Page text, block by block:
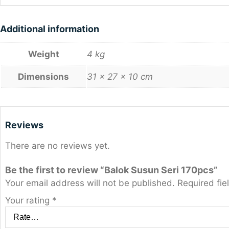
Additional information
Weight 4 kg
Dimensions 31 × 27 × 10 cm
Reviews
There are no reviews yet.
Be the first to review “Balok Susun Seri 170pcs”
Your email address will not be published. Required
Your rating *